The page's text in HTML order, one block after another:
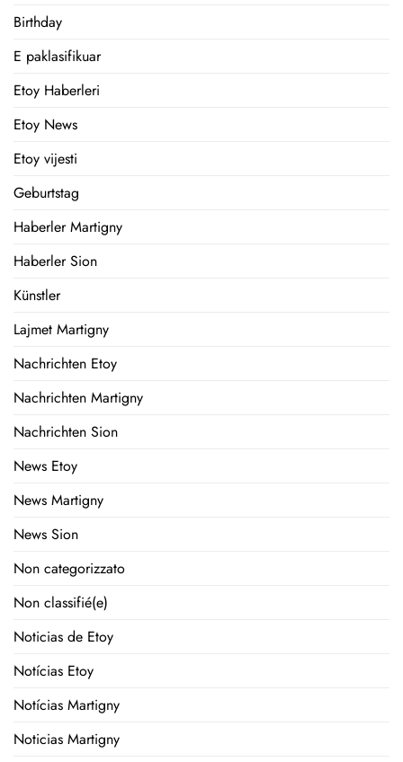
Birthday
E paklasifikuar
Etoy Haberleri
Etoy News
Etoy vijesti
Geburtstag
Haberler Martigny
Haberler Sion
Künstler
Lajmet Martigny
Nachrichten Etoy
Nachrichten Martigny
Nachrichten Sion
News Etoy
News Martigny
News Sion
Non categorizzato
Non classifié(e)
Noticias de Etoy
Notícias Etoy
Notícias Martigny
Noticias Martigny